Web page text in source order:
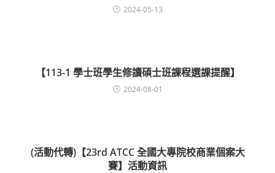
2024-05-13
【113-1 學士班學生修讀碩士班課程選課提醒】
2024-08-01
(活動代轉)【23rd ATCC 全國大專院校商業個案大
賽】活動資訊